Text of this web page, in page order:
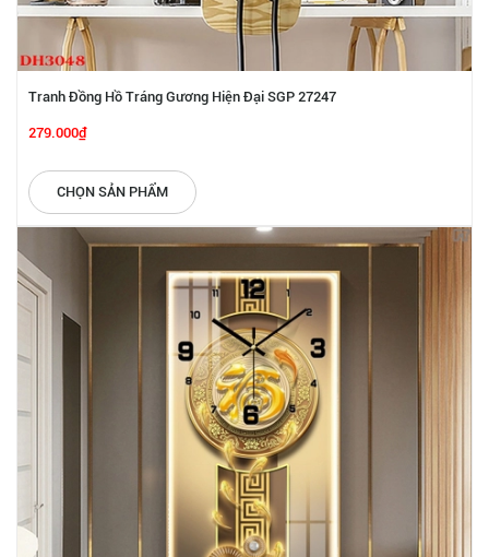
Tranh Đồng Hồ Tráng Gương Hiện Đại SGP 27247
279.000₫
CHỌN SẢN PHẨM